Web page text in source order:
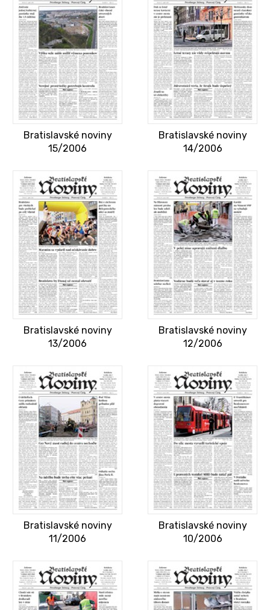
Bratislavské noviny
15/2006
Bratislavské noviny
14/2006
Bratislavské noviny
13/2006
Bratislavské noviny
12/2006
Bratislavské noviny
11/2006
Bratislavské noviny
10/2006